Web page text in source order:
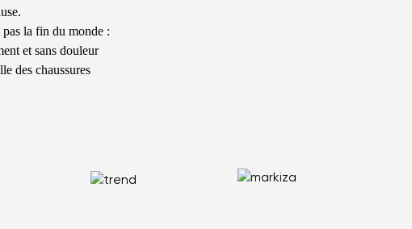
la fin du monde :
et sans douleur
des chaussures